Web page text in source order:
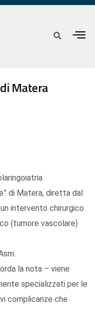
Matera
di Matera, diretta dal
intervento chirurgico
(tumore vascolare)
la nota – viene
specializzati per le
complicanze che